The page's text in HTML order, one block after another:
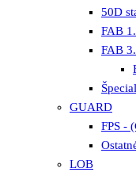
50D
FAB
FAB
Špecial
GUARD
FPS -
LOB